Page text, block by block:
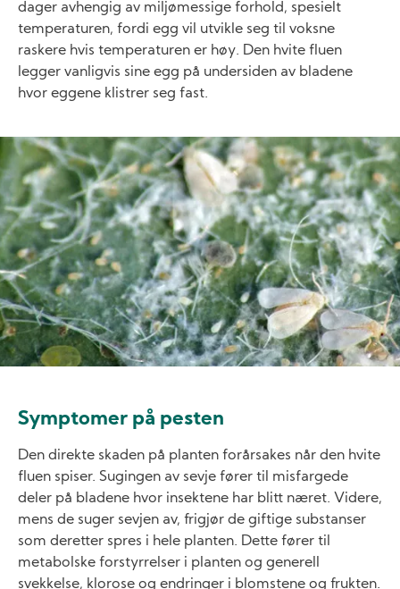
dager avhengig av miljømessige forhold, spesielt
temperaturen, fordi egg vil utvikle seg til voksne
raskere hvis temperaturen er høy. Den hvite fluen
legger vanligvis sine egg på undersiden av bladene
hvor eggene klistrer seg fast.
Image
Symptomer på pesten
Den direkte skaden på planten forårsakes når den hvite
fluen spiser. Sugingen av sevje fører til misfargede
deler på bladene hvor insektene har blitt næret. Videre,
mens de suger sevjen av, frigjør de giftige substanser
som deretter spres i hele planten. Dette fører til
metabolske forstyrrelser i planten og generell
svekkelse, klorose og endringer i blomstene og frukten.